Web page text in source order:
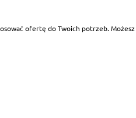
ofertę do Twoich potrzeb.